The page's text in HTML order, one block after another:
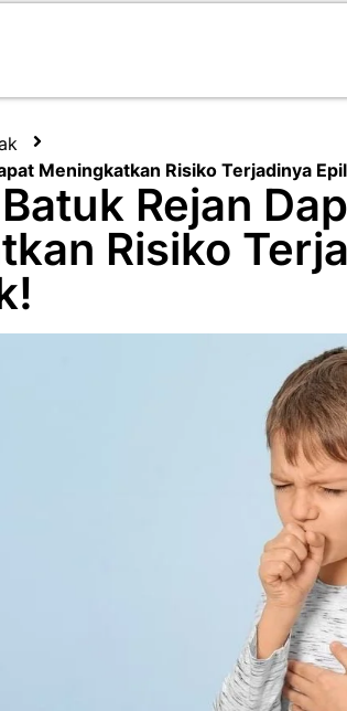
Meningkatkan Risiko Terjadinya
Rejan
Risiko